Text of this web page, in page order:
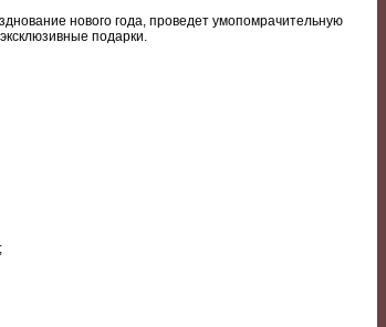
нового года, проведет умопомрачительную
подарки.